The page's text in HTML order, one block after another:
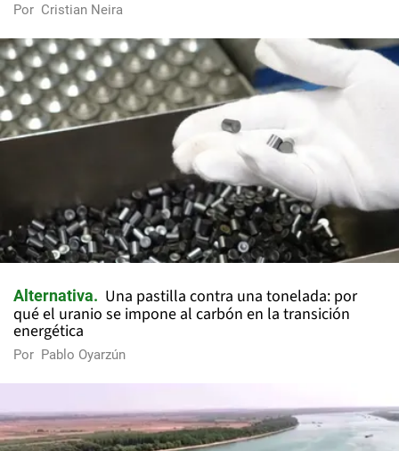
Por Cristian Neira
Alternativa
Una pastilla contra una tonelada: por
qué el uranio se impone al carbón en la transición
energética
Por Pablo Oyarzún